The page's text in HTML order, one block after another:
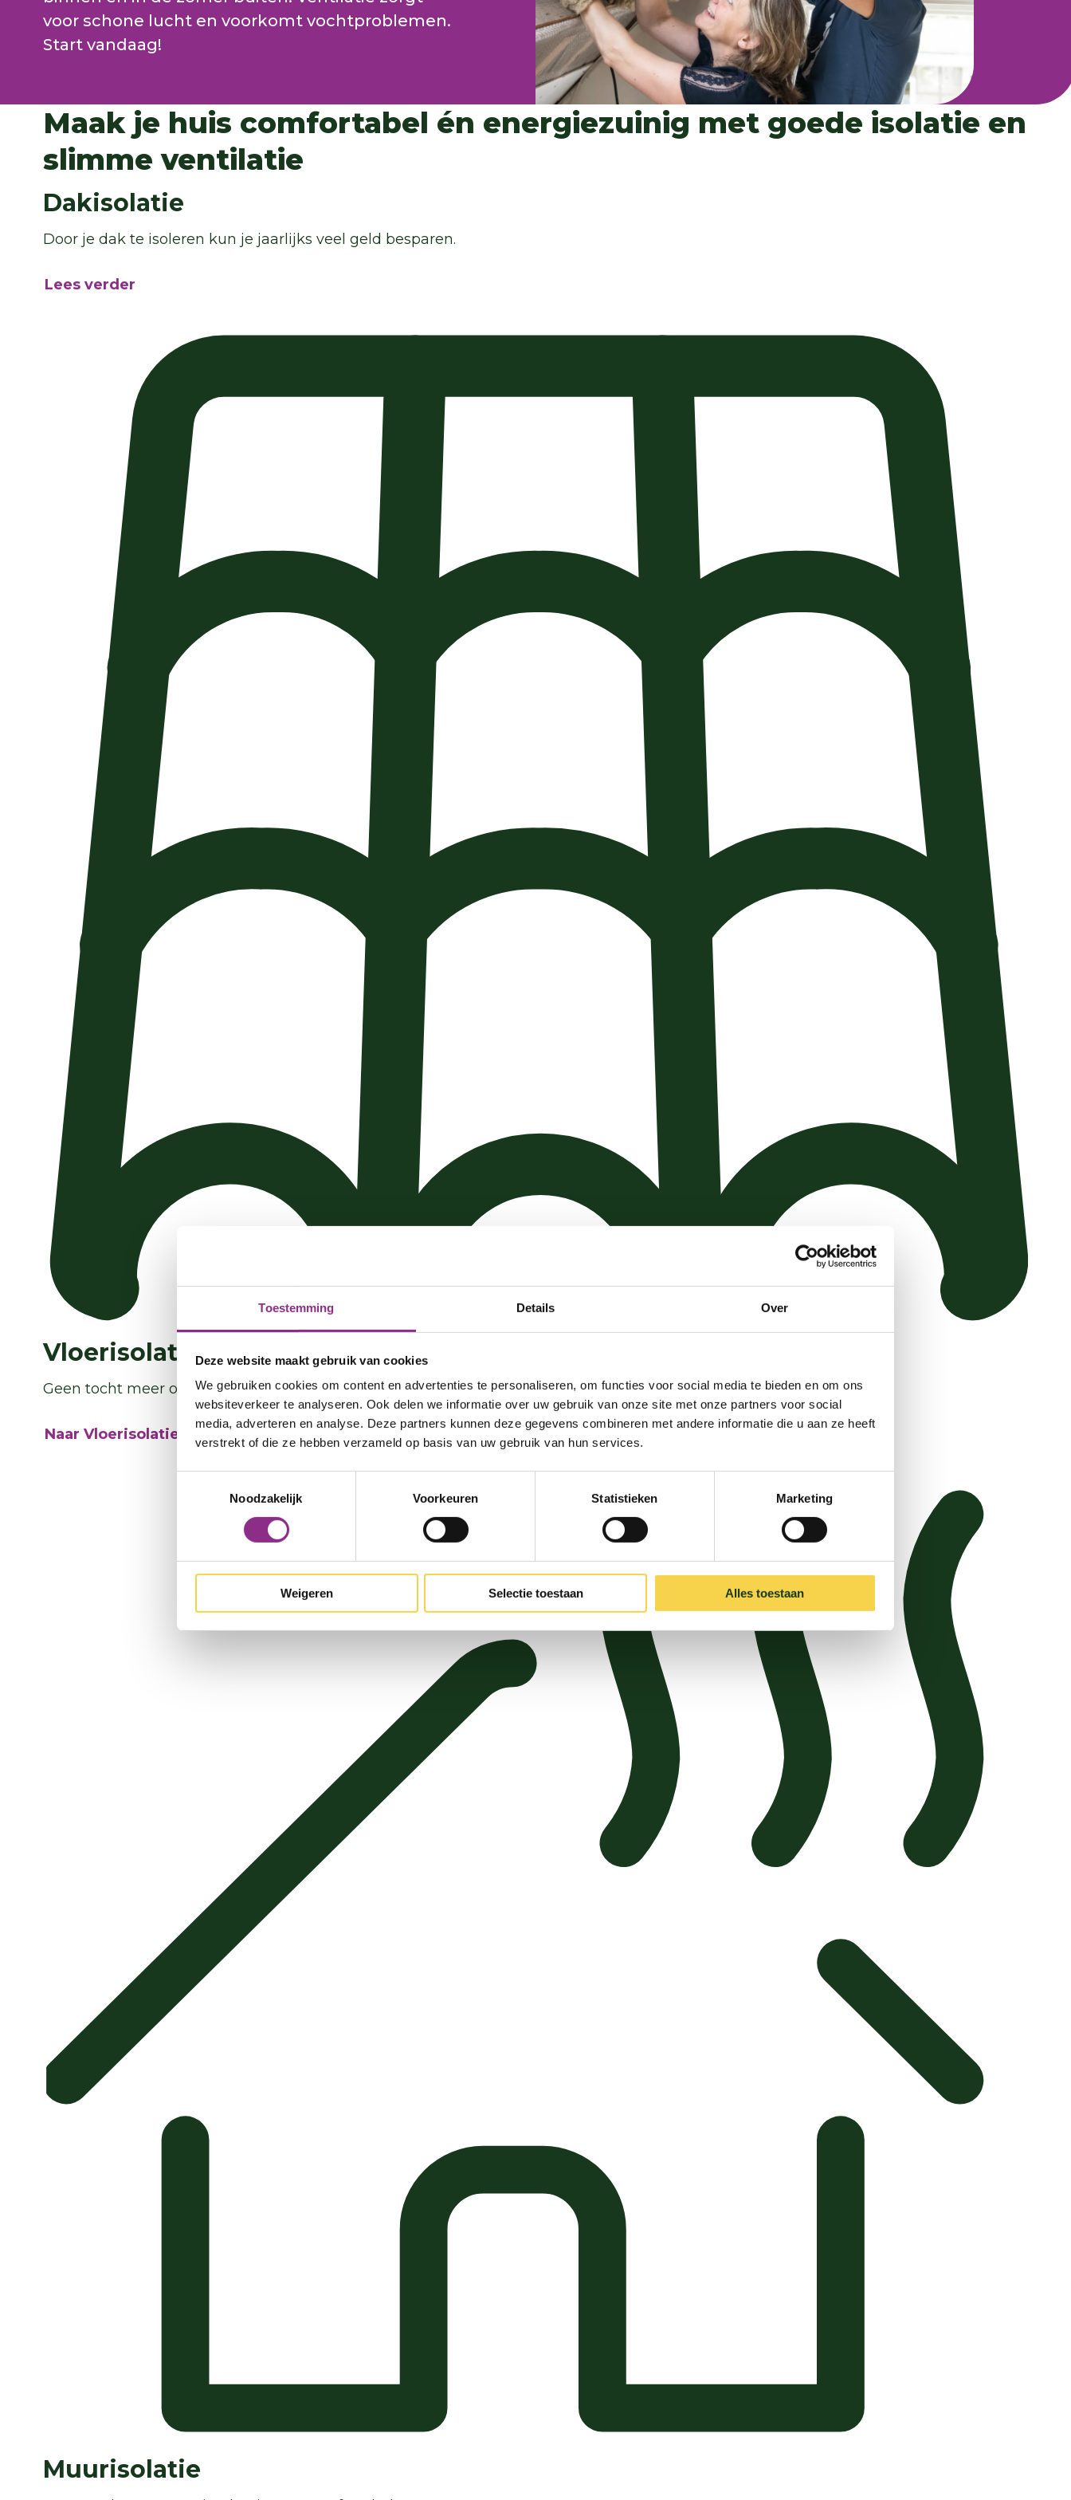
Toestemming Details Over
Deze website maakt gebruik van cookies
We gebruiken cookies om content en advertenties te personaliseren, om functies voor social media te bieden en om ons
websiteverkeer te analyseren. Ook delen we informatie over uw gebruik van onze site met onze partners voor social
media, adverteren en analyse. Deze partners kunnen deze gegevens combineren met andere informatie die u aan ze heeft
verstrekt of die ze hebben verzameld op basis van uw gebruik van hun services.
Noodzakelijk
Voorkeuren Statistieken Marketing
Weigeren Selectie toestaan Alles toestaan
voor schone lucht en voorkomt vochtproblemen.
Start vandaag!
Maak je huis comfortabel én energiezuinig met goede isolatie en
slimme ventilatie
Dakisolatie
Door je dak te isoleren kun je jaarlijks veel geld besparen.
Lees verder
Vloerisolatie
Geen tocht meer over de vloer en lekker warme voeten.
Naar Vloerisolatie
Muurisolatie